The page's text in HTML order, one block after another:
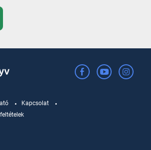
Kapcsolat